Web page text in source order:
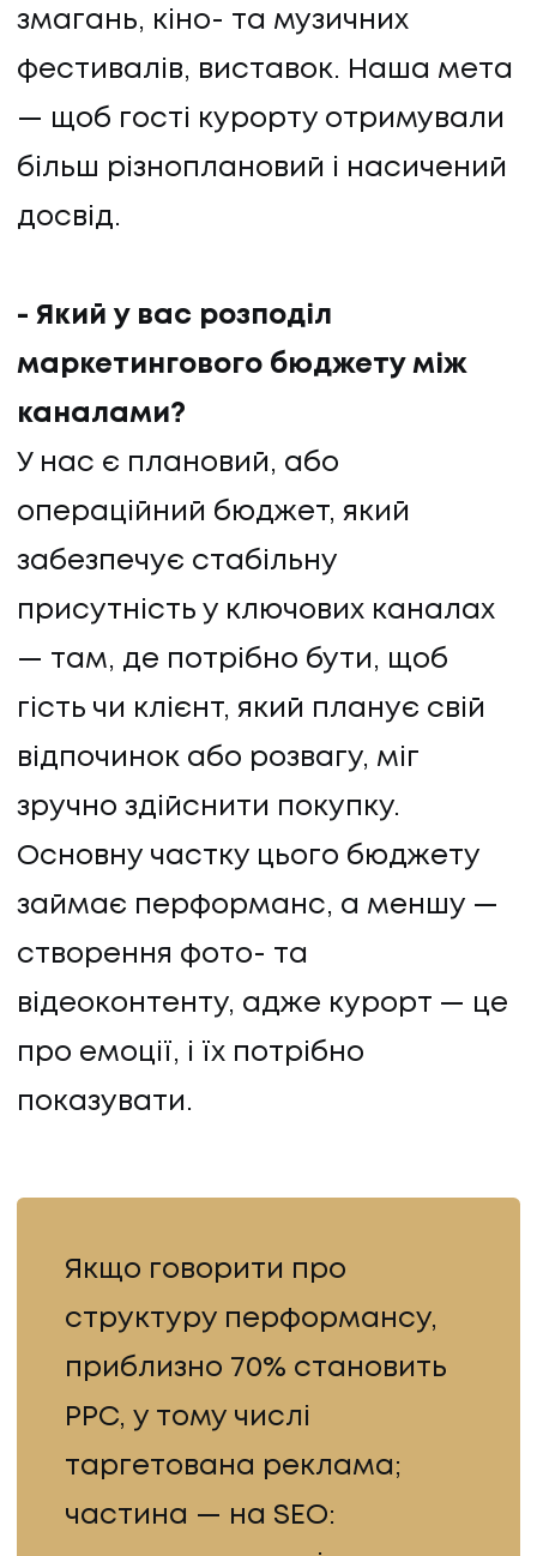
змагань, кіно- та музичних
фестивалів, виставок. Наша мета
— щоб гості курорту отримували
більш різноплановий і насичений
досвід.
- Який у вас розподіл
маркетингового бюджету між
каналами?
У нас є плановий, або
операційний бюджет, який
забезпечує стабільну
присутність у ключових каналах
— там, де потрібно бути, щоб
гість чи клієнт, який планує свій
відпочинок або розвагу, міг
зручно здійснити покупку.
Основну частку цього бюджету
займає перформанс, а меншу —
створення фото- та
відеоконтенту, адже курорт — це
про емоції, і їх потрібно
показувати.
Якщо говорити про
структуру перформансу,
приблизно 70% становить
PPC, у тому числі
таргетована реклама;
частина — на SEO:
КАР'ЄРА
КАР'ЄРА
БЛОГ
КЛІЄНТИ
КЛІЄНТИ
КОНТАКТИ
ПРО НАС